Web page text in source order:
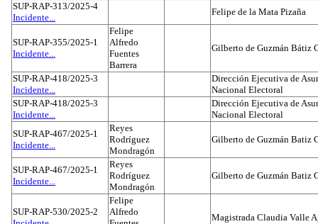
SUP-RAP-313/2025-4
Incidente...
Felipe de la Mata Pizaña
SUP-RAP-355/2025-1
Incidente...
Felipe
Alfredo
Fuentes
Barrera
Gilberto de Guzmán Bátiz
SUP-RAP-418/2025-3
Incidente...
Dirección Ejecutiva de
Nacional Electoral
SUP-RAP-418/2025-3
Incidente...
Dirección Ejecutiva de
Nacional Electoral
SUP-RAP-467/2025-1
Incidente...
Reyes
Rodríguez
Mondragón
Gilberto de Guzmán Batiz
SUP-RAP-467/2025-1
Incidente...
Reyes
Rodríguez
Mondragón
Gilberto de Guzmán Batiz
SUP-RAP-530/2025-2
Felipe
Alfredo
Magistrada Claudia Valle